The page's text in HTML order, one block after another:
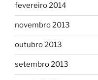
fevereiro 2014
novembro 2013
outubro 2013
setembro 2013